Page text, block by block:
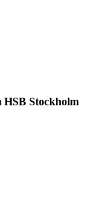
HSB Stockholm